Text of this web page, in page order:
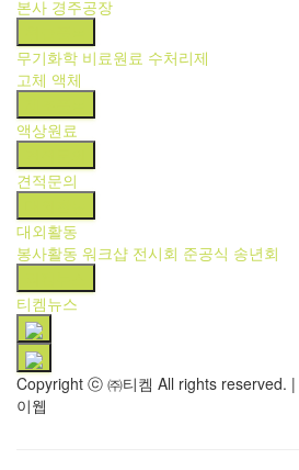
본사 경주공장
무기화학 비료원료 수처리제
고체 액체
액상원료
견적문의
대외활동
봉사활동 워크샵 전시회 준공식 송년회
티켐뉴스
Copyright ⓒ ㈜티켐 All rights reserved. |
이웹